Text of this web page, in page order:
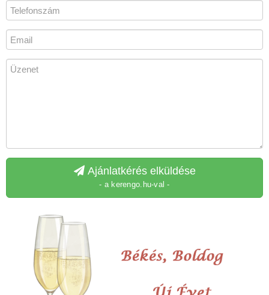
Ajánlatkérés elküldése
- a kerengo.hu-val -